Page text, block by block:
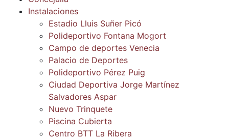
Instalaciones
Estadio Lluis Suñer Picó
Polideportivo Fontana Mogort
Campo de deportes Venecia
Palacio de Deportes
Polideportivo Pérez Puig
Ciudad Deportiva Jorge Martínez
Salvadores Aspar
Nuevo Trinquete
Piscina Cubierta
Centro BTT La Ribera